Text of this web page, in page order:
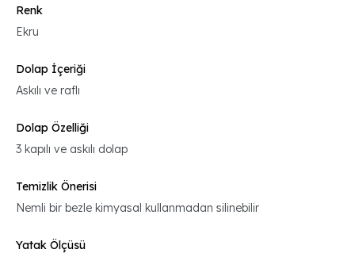
Renk
Ekru
Dolap İçeriği
Askılı ve raflı
Dolap Özelliği
3 kapılı ve askılı dolap
Temizlik Önerisi
Nemli bir bezle kimyasal kullanmadan silinebilir
Yatak Ölçüsü